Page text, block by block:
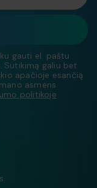
gauti el. paštu
Sutikimą galiu bet
apačioje esančią
asmens
politikoje